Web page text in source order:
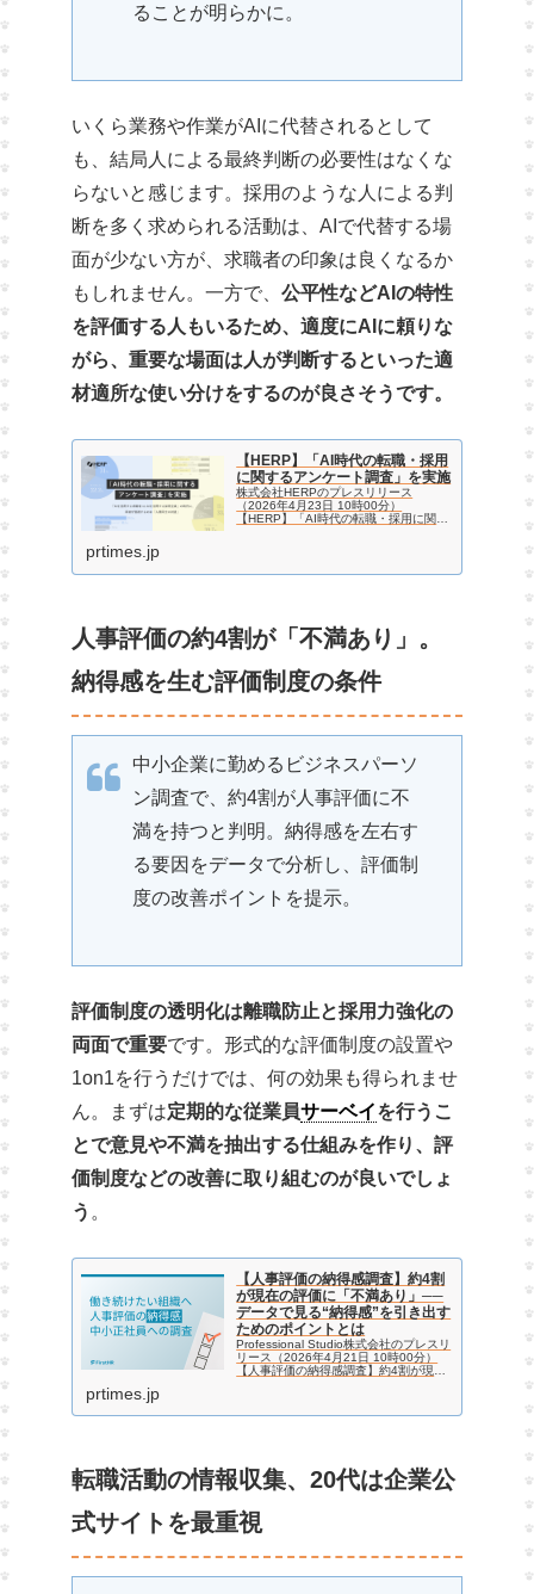
ることが明らかに。
いくら業務や作業がAIに代替されるとして
も、結局人による最終判断の必要性はなくな
らないと感じます。採用のような人による判
断を多く求められる活動は、AIで代替する場
面が少ない方が、求職者の印象は良くなるか
もしれません。一方で、 公平性などAIの特性
を評価する人もいるため、適度にAIに頼りな
がら、重要な場面は人が判断するといった適
材適所な使い分けをするのが良さそうです。
【HERP】「AI時代の転職・採用
に関するアンケート調査」を実施
株式会社HERPのプレスリリース
（2026年4月23日 10時00分）
【HERP】「AI時代の転職・採用に関す
prtimes.jp
人事評価の約4割が「不満あり」。
納得感を生む評価制度の条件
中小企業に勤めるビジネスパーソ
ン調査で、約4割が人事評価に不
満を持つと判明。納得感を左右す
る要因をデータで分析し、評価制
度の改善ポイントを提示。
評価制度の透明化は離職防止と採用力強化の
両面で重要です。形式的な評価制度の設置や
1on1を行うだけでは、何の効果も得られませ
ん。まずは定期的な従業員サーベイを行うこ
とで意見や不満を抽出する仕組みを作り、評
価制度などの改善に取り組むのが良いでしょ
う 。
【人事評価の納得感調査】約4割
が現在の評価に「不満あり」──
データで見る“納得感”を引き出す
ためのポイントとは
Professional Studio株式会社のプレスリ
リース（2026年4月21日 10時00分）
【人事評価の納得感調査】約4割が現在
prtimes.jp
転職活動の情報収集、20代は企業公
式サイトを最重視